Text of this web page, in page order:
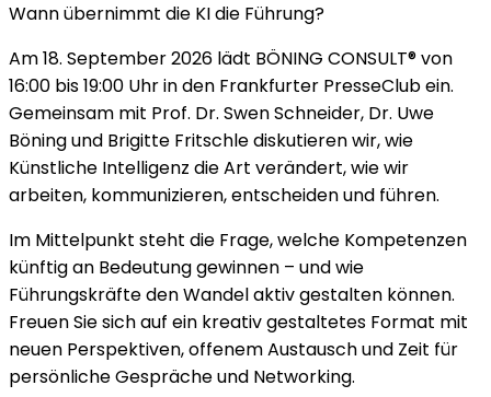
Wann übernimmt die KI die Führung?
Am18. September 2026 lädt BÖNING CONSULT® von
16:00 bis 19:00 Uhrin den Frankfurter PresseClubein.
Gemeinsam mit Prof. Dr. Swen Schneider, Dr. Uwe
Böning und Brigitte Fritschlediskutieren wir, wie
Künstliche Intelligenz die Art verändert, wie wir
arbeiten, kommunizieren, entscheiden und führen.
Im Mittelpunkt steht die Frage, welche Kompetenzen
künftig an Bedeutung gewinnen – und wie
Führungskräfte den Wandel aktiv gestalten können.
Freuen Sie sich auf ein kreativ gestaltetes Format mit
neuen Perspektiven, offenem Austausch und Zeit für
persönliche Gespräche und Networking.